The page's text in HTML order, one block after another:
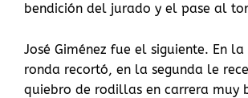
bendición del jurado y el pase al
José Giménez fue el siguiente. En
ronda recortó, en la segunda le
quiebro de rodillas en carrera muy